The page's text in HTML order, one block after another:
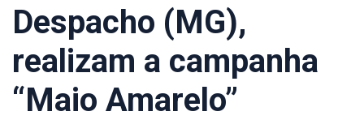
Despacho (MG),
realizam a campanha
“Maio Amarelo”